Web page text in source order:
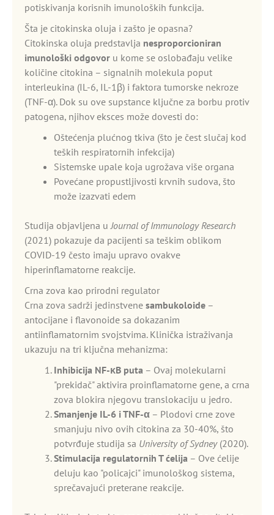
potiskivanja korisnih imunoloških funkcija.
Šta je citokinska oluja i zašto je opasna?
Citokinska oluja predstavlja nesproporcioniran
imunološki odgovor u kome se oslobađaju velike
količine citokina – signalnih molekula poput
interleukina (IL-6, IL-1β) i faktora tumorske nekroze
(TNF-α). Dok su ove supstance ključne za borbu protiv
patogena, njihov eksces može dovesti do:
Oštećenja plućnog tkiva (što je čest slučaj kod
teških respiratornih infekcija)
Sistemske upale koja ugrožava više organa
Povećane propustljivosti krvnih sudova, što
može izazvati edem
Studija objavljena uJournal of Immunology Research
(2021) pokazuje da pacijenti sa teškim oblikom
COVID-19 često imaju upravo ovakve
hiperinflamatorne reakcije.
Crna zova kao prirodni regulator
Crna zova sadrži jedinstvene sambukoloide –
antocijane i flavonoide sa dokazanim
antiinflamatornim svojstvima. Klinička istraživanja
ukazuju na tri ključna mehanizma:
Inhibicija NF-κB puta – Ovaj molekularni
"prekidač" aktivira proinflamatorne gene, a crna
zova blokira njegovu translokaciju u jedro.
Smanjenje IL-6 i TNF-α – Plodovi crne zove
smanjuju nivo ovih citokina za 30-40%, što
potvrđuje studija sa University of Sydney(2020).
Stimulacija regulatornih T ćelija – Ove ćelije
deluju kao "policajci" imunološkog sistema,
sprečavajući preterane reakcije.